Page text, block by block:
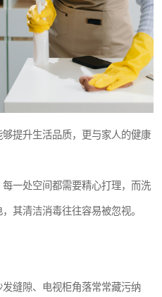
提升生活品质，更与家人的健康
一处空间都需要精心打理，而洗
其清洁消毒往往容易被忽视。
缝隙、电视柜角落常常藏污纳